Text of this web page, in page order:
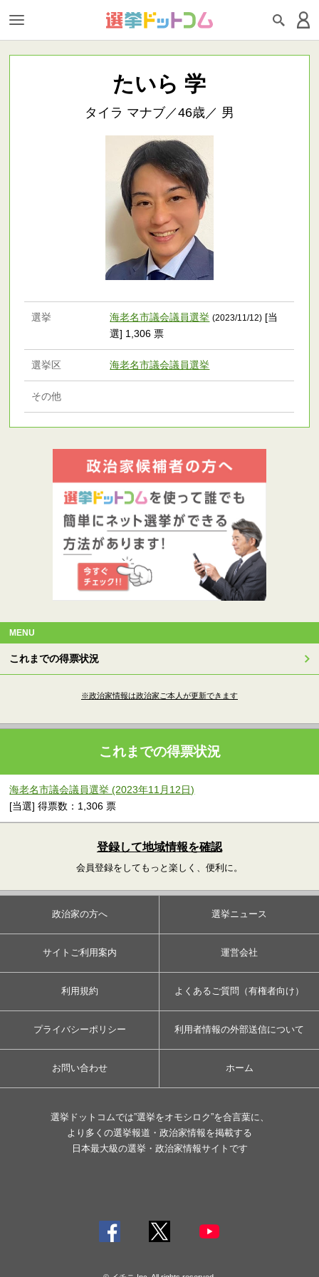
たいら 学
タイラ マナブ／46歳／ 男
選挙 海老名市議会議員選挙 (2023/11/12) [当
選] 1,306 票
選挙区 海老名市議会議員選挙
その他
MENU
これまでの得票状況
※政治家情報は政治家ご本人が更新できます
これまでの得票状況
海老名市議会議員選挙 (2023年11月12日)
[当選] 得票数：1,306 票
登録して地域情報を確認
会員登録をしてもっと楽しく、便利に。
政治家の方へ 選挙ニュース
サイトご利用案内 運営会社
利用規約 よくあるご質問（有権者向け）
プライバシーポリシー 利用者情報の外部送信について
お問い合わせ ホーム
選挙ドットコムでは”選挙をオモシロク”を合言葉に、
より多くの選挙報道・政治家情報を掲載する
日本最大級の選挙・政治家情報サイトです